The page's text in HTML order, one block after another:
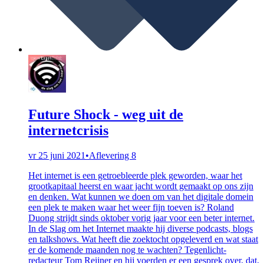
Future Shock - weg uit de
internetcrisis
vr 25 juni 2021 •Aflevering 8
Het internet is een getroebleerde plek geworden, waar het
grootkapitaal heerst en waar jacht wordt gemaakt op ons zijn
en denken. Wat kunnen we doen om van het digitale domein
een plek te maken waar het weer fijn toeven is? Roland
Duong strijdt sinds oktober vorig jaar voor een beter internet.
In de Slag om het Internet maakte hij diverse podcasts, blogs
en talkshows. Wat heeft die zoektocht opgeleverd en wat staat
er de komende maanden nog te wachten? Tegenlicht-
redacteur Tom Reijner en hij voerden er een gesprek over, dat,